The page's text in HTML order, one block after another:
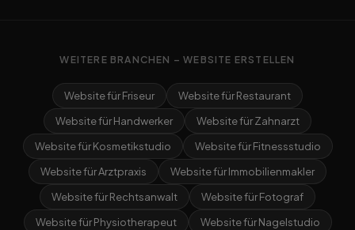
WEITERE BRANCHEN – WEBSITE ERSTELLEN
Website für Friseur
Website für Restaurant
Website für Handwerker
Website für Zahnarzt
Website für Kosmetikstudio
Website für Fitnessstudio
Website für Arztpraxis
Website für Immobilienmakler
Website für Rechtsanwalt
Website für Fotograf
Website für Physiotherapeut
Website für Nagelstudio